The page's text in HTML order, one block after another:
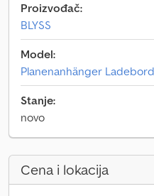
Proizvođač:
BLYSS
Model:
Planenanhänger
Stanje:
novo
Cena i lokacija